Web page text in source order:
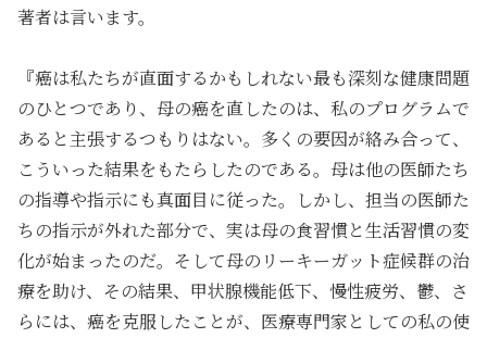
著者は言います。
『癌は私たちが直面するかもしれない最も深刻な健康問題
のひとつであり、母の癌を直したのは、私のプログラムで
あると主張するつもりはない。多くの要因が絡み合って、
こういった結果をもたらしたのである。母は他の医師たち
の指導や指示にも真面目に従った。しかし、担当の医師た
ちの指示が外れた部分で、実は母の食習慣と生活習慣の変
化が始まったのだ。そして母のリーキーガット症候群の治
療を助け、その結果、甲状腺機能低下、慢性疲労、鬱、さ
らには、癌を克服したことが、医療専門家としての私の使